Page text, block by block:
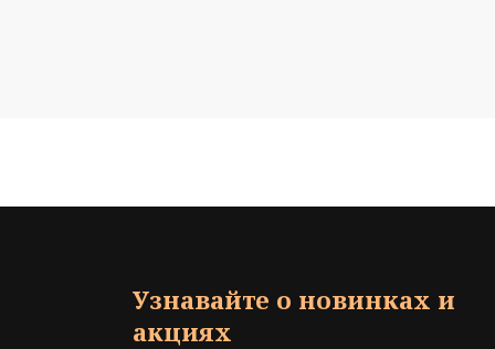
Узнавайте о новинках и
акциях